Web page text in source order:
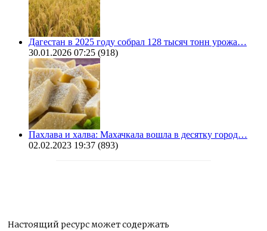
Дагестан в 2025 году собрал 128 тысяч тонн урожа…
30.01.2026 07:25 (918)
Пахлава и халва: Махачкала вошла в десятку город…
02.02.2023 19:37 (893)
Настоящий ресурс может содержать